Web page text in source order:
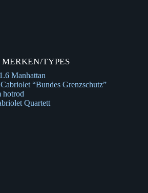
TYPES
Manhattan
“Bundes Grenzschutz”
hotrod
Quartett